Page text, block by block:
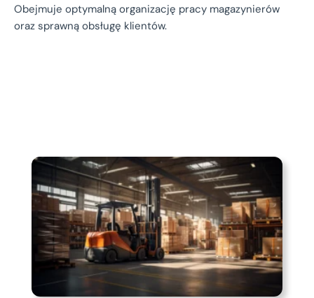
Obejmuje optymalną organizację pracy magazynierów
oraz sprawną obsługę klientów.